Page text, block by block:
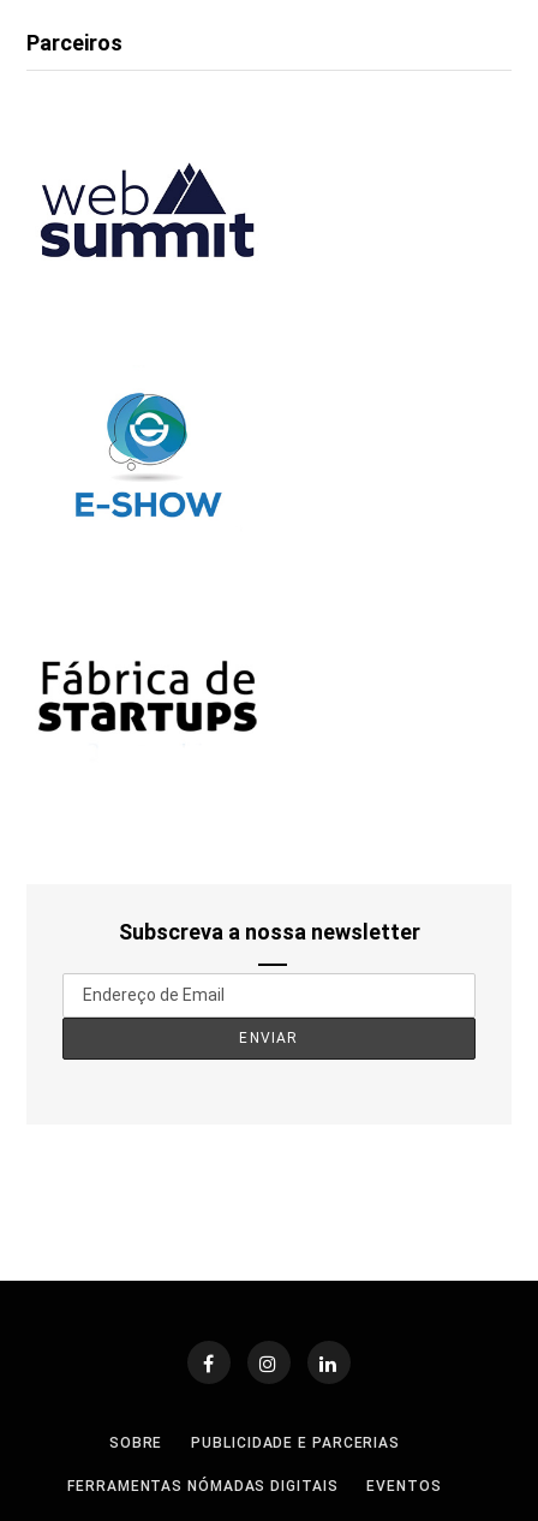
Parceiros
Subscreva a nossa newsletter
SOBRE PUBLICIDADE E PARCERIAS
FERRAMENTAS NÓMADAS DIGITAIS EVENTOS